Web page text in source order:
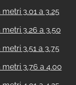
3.01 a 3.25
3.26 a 3.50
3.51 a 3.75
3.76 a 4.00